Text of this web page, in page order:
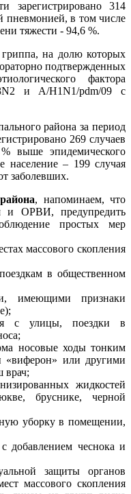
зарегистрировано 314
пневмонией, в том числе
тяжести - 94,6 %.
гриппа, на долю которых
подтвержденных
фактора
и A/H1N1/pdm/09 с
района за период
269 случаев
выше эпидемического
население – 199 случая
заболевших.
, напоминаем, что
и ОРВИ, предупредить
простых мер
массового скопления
в общественном
имеющими признаки
с улицы, поездки в
носовые ходы тонким
«виферон» или другими
врач;
жидкостей
бруснике, черной
уборку в помещении,
добавлением чеснока и
защиты органов
массового скопления